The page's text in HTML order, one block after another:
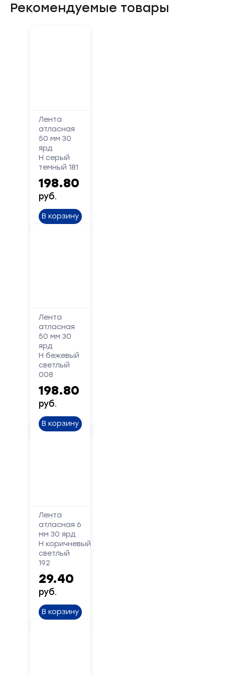
Рекомендуемые товары
Лента
атласная
50 мм 30
ярд
Н серый
темный 181
198.80
руб.
В корзину
Лента
атласная
50 мм 30
ярд
Н бежевый
светлый
008
198.80
руб.
В корзину
Лента
атласная 6
мм 30 ярд
Н коричневый
светлый
192
29.40
руб.
В корзину